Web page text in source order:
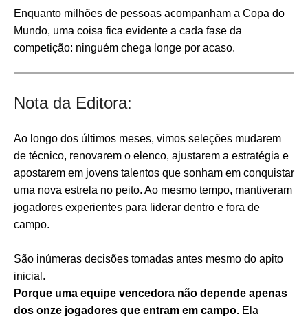
Enquanto milhões de pessoas acompanham a Copa do
Mundo, uma coisa fica evidente a cada fase da
competição: ninguém chega longe por acaso.
Nota da Editora:
Ao longo dos últimos meses, vimos seleções mudarem
de técnico, renovarem o elenco, ajustarem a estratégia e
apostarem em jovens talentos que sonham em conquistar
uma nova estrela no peito. Ao mesmo tempo, mantiveram
jogadores experientes para liderar dentro e fora de
campo.
São inúmeras decisões tomadas antes mesmo do apito
inicial.
Porque uma equipe vencedora não depende apenas
dos onze jogadores que entram em campo. Ela